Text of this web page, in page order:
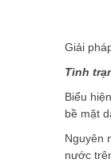
Giải
Tình
Biểu
bề mặt
Nguyên
nước